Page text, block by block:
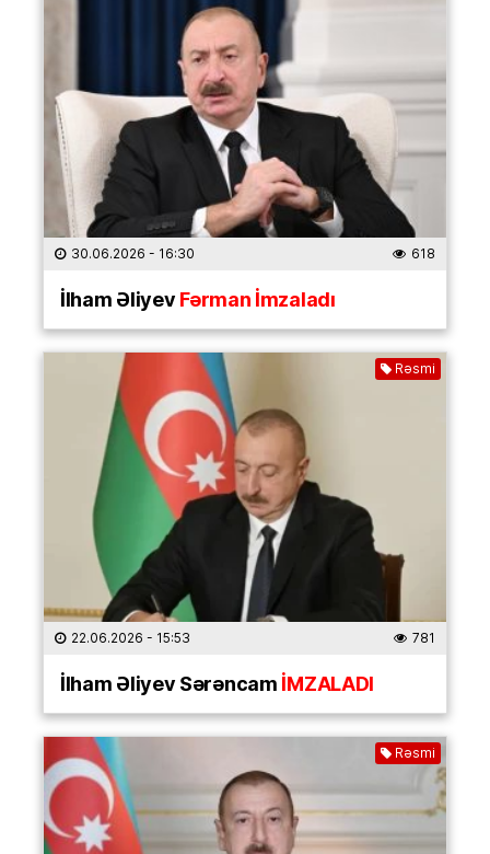
30.06.2026 - 16:30 618
İlham ƏliyevFərman İmzaladı
Rəsmi
22.06.2026 - 15:53 781
İlham Əliyev SərəncamİMZALADI
Rəsmi